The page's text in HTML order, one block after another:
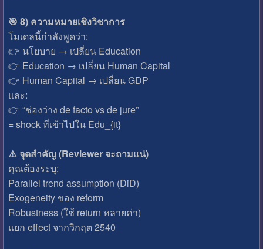
🎯 8) ความหมายเชิงวิชาการ
โมเดลนี้กำลังพูดว่า:
👉 นโยบาย → เปลี่ยน Education
👉 Education → เปลี่ยน Human Capital
👉 Human Capital → เปลี่ยน GDP
และ:
👉 “ช่องว่าง de facto vs de jure”
= shock ที่เข้าไปใน Edu_{it}
⚠️ จุดสำคัญ (Reviewer จะถามแน่)
คุณต้องระบุ:
Parallel trend assumption (DiD)
Exogeneity ของ reform
Robustness (ใช้ return หลายค่า)
แยก effect จากวิกฤต 2540